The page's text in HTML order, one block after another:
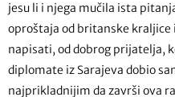
jesu li i njega mučila ista
oproštaja od britanske
napisati, od dobrog prijatelja,
diplomate iz Sarajeva dobio
najprikladnijim da završi ova